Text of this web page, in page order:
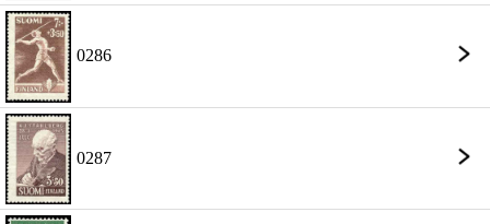
0286
0287